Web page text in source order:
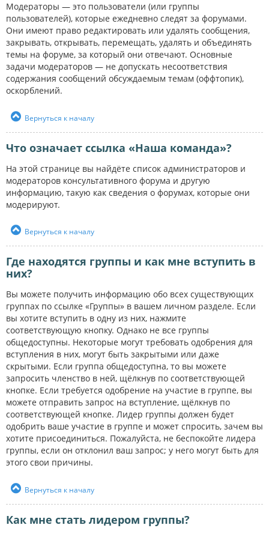
Модераторы — это пользователи (или группы
пользователей), которые ежедневно следят за форумами.
Они имеют право редактировать или удалять сообщения,
закрывать, открывать, перемещать, удалять и объединять
темы на форуме, за который они отвечают. Основные
задачи модераторов — не допускать несоответствия
содержания сообщений обсуждаемым темам (оффтопик),
оскорблений.
Вернуться к началу
Что означает ссылка «Наша команда»?
На этой странице вы найдёте список администраторов и
модераторов консультативного форума и другую
информацию, такую как сведения о форумах, которые они
модерируют.
Вернуться к началу
Где находятся группы и как мне вступить в
них?
Вы можете получить информацию обо всех существующих
группах по ссылке «Группы» в вашем личном разделе. Если
вы хотите вступить в одну из них, нажмите
соответствующую кнопку. Однако не все группы
общедоступны. Некоторые могут требовать одобрения для
вступления в них, могут быть закрытыми или даже
скрытыми. Если группа общедоступна, то вы можете
запросить членство в ней, щёлкнув по соответствующей
кнопке. Если требуется одобрение на участие в группе, вы
можете отправить запрос на вступление, щёлкнув по
соответствующей кнопке. Лидер группы должен будет
одобрить ваше участие в группе и может спросить, зачем вы
хотите присоединиться. Пожалуйста, не беспокойте лидера
группы, если он отклонил ваш запрос; у него могут быть для
этого свои причины.
Вернуться к началу
Как мне стать лидером группы?